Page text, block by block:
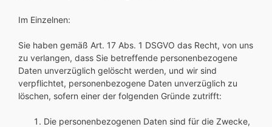
Im Einzelnen:
Sie haben gemäß Art. 17 Abs. 1 DSGVO das Recht, von uns
zu verlangen, dass Sie betreffende personenbezogene
Daten unverzüglich gelöscht werden, und wir sind
verpflichtet, personenbezogene Daten unverzüglich zu
löschen, sofern einer der folgenden Gründe zutrifft:
Die personenbezogenen Daten sind für die Zwecke,